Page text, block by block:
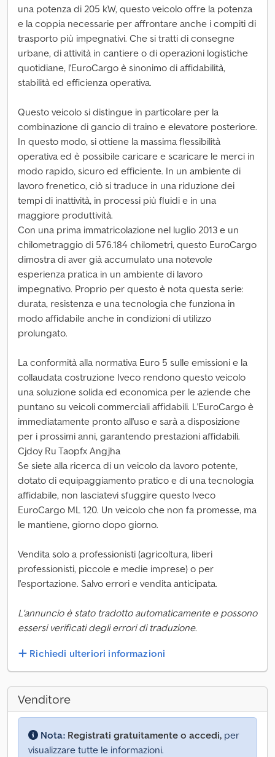
una potenza di 205 kW, questo veicolo offre la potenza
e la coppia necessarie per affrontare anche i compiti di
trasporto più impegnativi. Che si tratti di consegne
urbane, di attività in cantiere o di operazioni logistiche
quotidiane, l'EuroCargo è sinonimo di affidabilità,
stabilità ed efficienza operativa.
Questo veicolo si distingue in particolare per la
combinazione di gancio di traino e elevatore posteriore.
In questo modo, si ottiene la massima flessibilità
operativa ed è possibile caricare e scaricare le merci in
modo rapido, sicuro ed efficiente. In un ambiente di
lavoro frenetico, ciò si traduce in una riduzione dei
tempi di inattività, in processi più fluidi e in una
maggiore produttività.
Con una prima immatricolazione nel luglio 2013 e un
chilometraggio di 576.184 chilometri, questo EuroCargo
dimostra di aver già accumulato una notevole
esperienza pratica in un ambiente di lavoro
impegnativo. Proprio per questo è nota questa serie:
durata, resistenza e una tecnologia che funziona in
modo affidabile anche in condizioni di utilizzo
prolungato.
La conformità alla normativa Euro 5 sulle emissioni e la
collaudata costruzione Iveco rendono questo veicolo
una soluzione solida ed economica per le aziende che
puntano su veicoli commerciali affidabili. L'EuroCargo è
immediatamente pronto all'uso e sarà a disposizione
per i prossimi anni, garantendo prestazioni affidabili.
Cjdoy Ru Taopfx Angjha
Se siete alla ricerca di un veicolo da lavoro potente,
dotato di equipaggiamento pratico e di una tecnologia
affidabile, non lasciatevi sfuggire questo Iveco
EuroCargo ML 120. Un veicolo che non fa promesse, ma
le mantiene, giorno dopo giorno.
Vendita solo a professionisti (agricoltura, liberi
professionisti, piccole e medie imprese) o per
l'esportazione. Salvo errori e vendita anticipata.
L'annuncio è stato tradotto automaticamente e possono
essersi verificati degli errori di traduzione.
Richiedi ulteriori informazioni
Venditore
Nota: Registrati gratuitamente o accedi, per
visualizzare tutte le informazioni.